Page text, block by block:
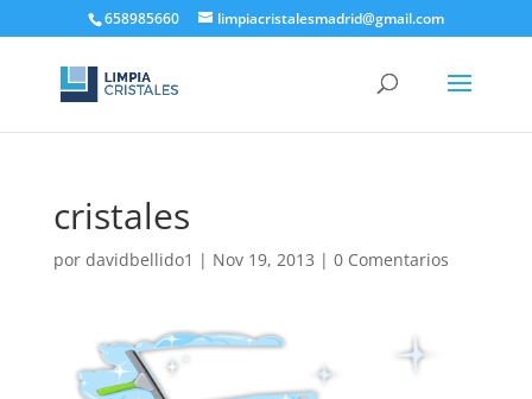
658985660 limpiacristalesmadrid@gmail.com
cristales
por davidbellido1 | Nov 19, 2013 | 0 Comentarios